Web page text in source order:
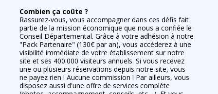
Combien ça coûte ?
Rassurez-vous, vous accompagner dans ces défis fait
partie de la mission économique que nous a confiée le
Conseil Départemental. Grâce à votre adhésion à notre
"Pack Partenaire" (130€ par an), vous accéderez à une
visibilité immédiate de votre établissement sur notre
site et ses 400.000 visiteurs annuels. Si vous recevez
une ou plusieurs réservations depuis notre site, vous
ne payez rien ! Aucune commission ! Par ailleurs, vous
disposez aussi d'une offre de services complète